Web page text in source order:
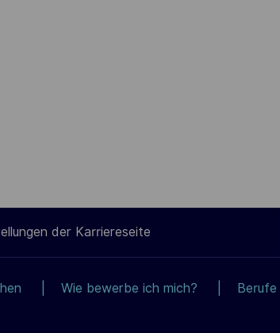
der Karriereseite
Wie bewerbe ich mich? Berufe